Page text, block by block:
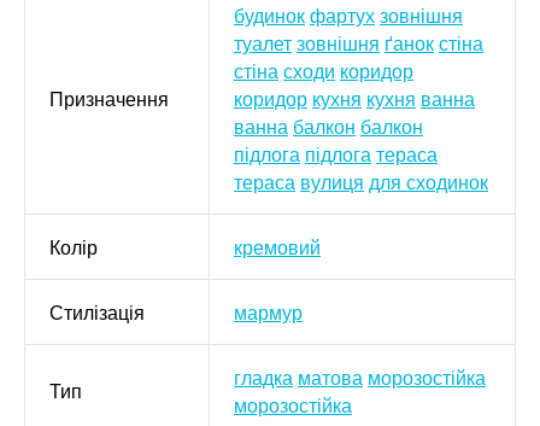
Призначення
будинокфартухзовнішня
туалетзовнішня ґанокстіна
стінасходи коридор
коридор кухня кухня ванна
ванна балкон балкон
підлога підлогатераса
тераса вулиця для сходинок
Колір кремовий
Стилізація мармур
Тип гладка матова морозостійка
морозостійка